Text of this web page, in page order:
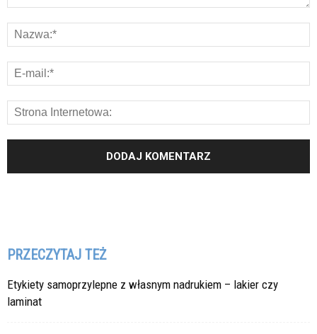
PRZECZYTAJ TEŻ
Etykiety samoprzylepne z własnym nadrukiem – lakier czy
laminat